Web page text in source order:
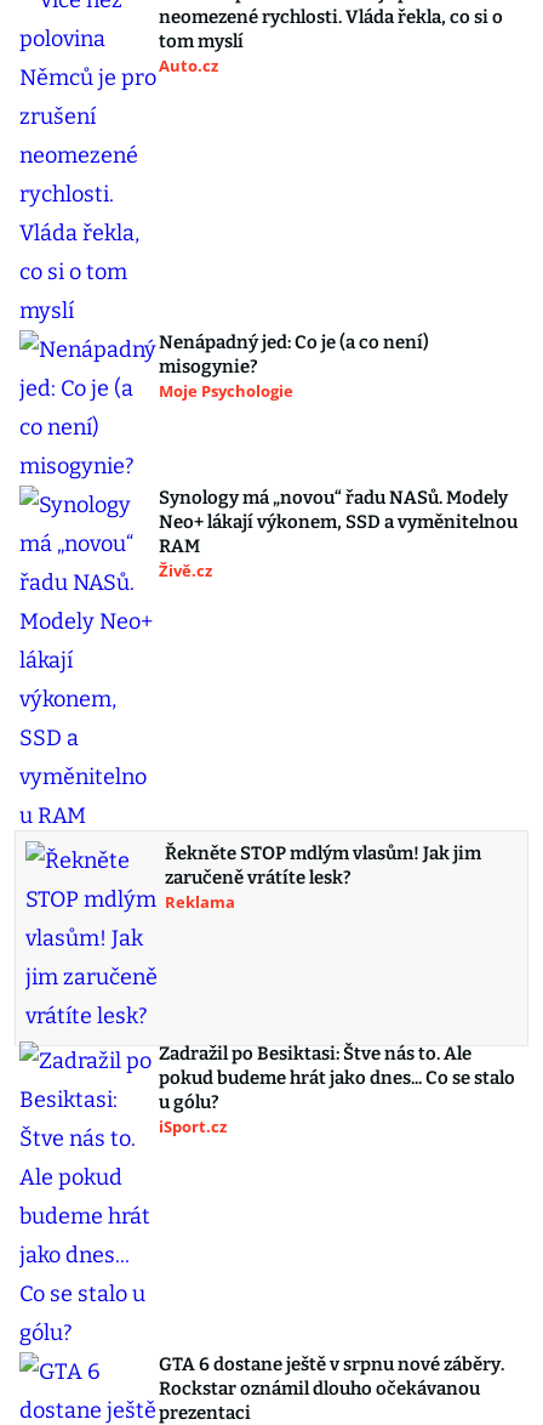
neomezené rychlosti. Vláda řekla, co si o
tom myslí
Auto.cz
Nenápadný jed: Co je (a co není)
misogynie?
Moje Psychologie
Synology má „novou“ řadu NASů. Modely
Neo+ lákají výkonem, SSD a vyměnitelnou
RAM
Živě.cz
Řekněte STOP mdlým vlasům! Jak jim
zaručeně vrátíte lesk?
Reklama
Zadražil po Besiktasi: Štve nás to. Ale
pokud budeme hrát jako dnes... Co se stalo
u gólu?
iSport.cz
GTA 6 dostane ještě v srpnu nové záběry.
Rockstar oznámil dlouho očekávanou
prezentaci